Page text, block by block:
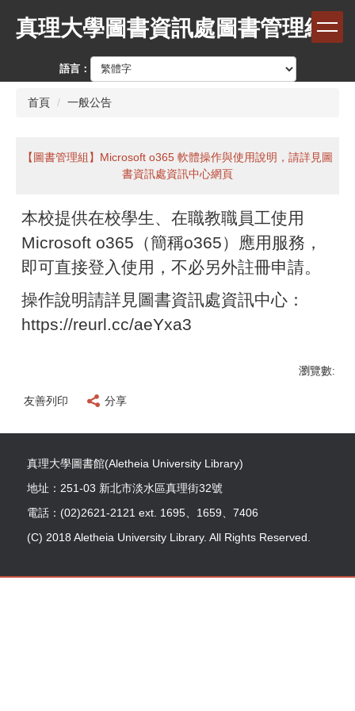
真理大學圖書資訊處圖書管理組
語言：
首頁 一般公告
【圖書管理組】Microsoft o365 軟體操作與使用說明，請詳見圖
書資訊處資訊中心網頁
本校提供在校學生、在職教職員工使用
Microsoft o365（簡稱o365）應用服務，
即可直接登入使用，不必另外註冊申請。
操作說明請詳見圖書資訊處資訊中心：
https://reurl.cc/aeYxa3
瀏覽數:
友善列印 分享
真理大學圖書館(Aletheia University Library)
地址：251-03 新北市淡水區真理街32號
電話：(02)2621-2121 ext. 1695、1659、7406
(C) 2018 Aletheia University Library. All Rights Reserved.